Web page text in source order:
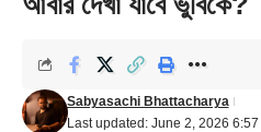
Last updated: June 2, 2026 6:57
Sabyasachi Bhattacharya